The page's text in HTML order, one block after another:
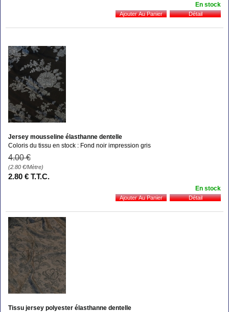
En stock
Jersey mousseline élasthanne dentelle
Coloris du tissu en stock : Fond noir impression gris
4.00 €
(2.80 €/Mètre)
2.80 € T.T.C.
En stock
Tissu jersey polyester élasthanne dentelle